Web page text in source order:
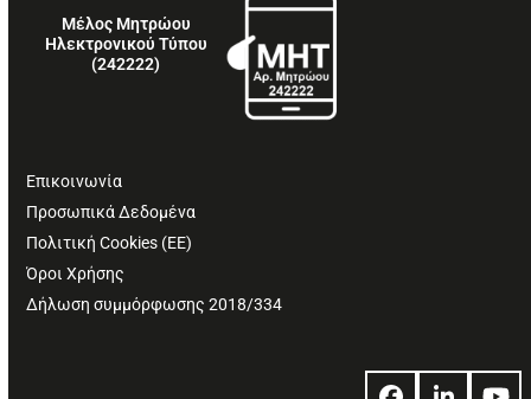
Μέλος Μητρώου
Ηλεκτρονικού Τύπου
(242222)
Επικοινωνία
Προσωπικά Δεδομένα
Πολιτική Cookies (ΕΕ)
Όροι Χρήσης
Δήλωση συμμόρφωσης 2018/334